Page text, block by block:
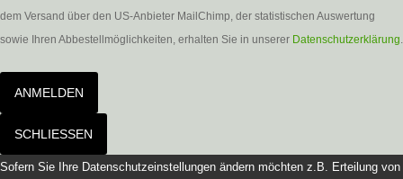
dem Versand über den US-Anbieter MailChimp, der statistischen Auswertung
sowie Ihren Abbestellmöglichkeiten, erhalten Sie in unserer Datenschutzerklärung.
ANMELDEN
SCHLIESSEN
Sofern Sie Ihre Datenschutzeinstellungen ändern möchten z.B. Erteilung von